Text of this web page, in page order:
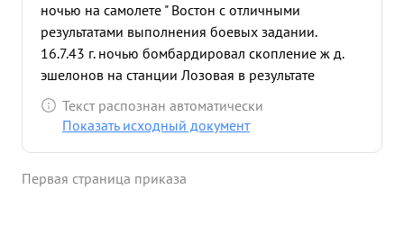
ночью на самолете " Востон с отличными
результатами выполнения боевых задании.
16.7.43 г. ночью бомбардировал скопление ж д.
эшелонов на станции Лозовая в результате
бомбардировки возникло 2 очага пожара. 15.7.43
г. ночью бомбардировал матчасть самолетов
12.8.43 г. ночью бомбардировал скопление в .д.
Текст распознан автоматически
Показать исходный документ
Первая страница приказа